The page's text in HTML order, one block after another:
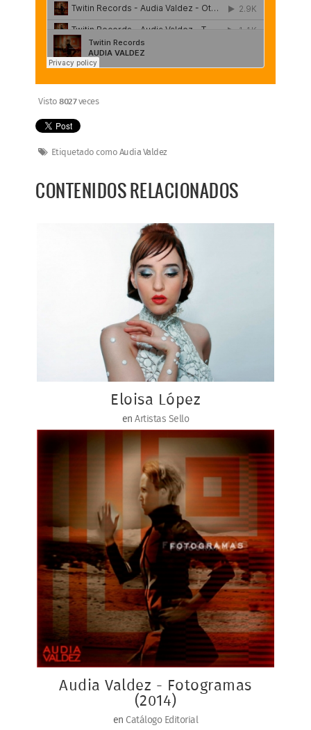
Visto8027veces
Etiquetado comoAudia Valdez
CONTENIDOS RELACIONADOS
Eloisa López
enArtistas Sello
Audia Valdez - Fotogramas
(2014)
en Catálogo Editorial